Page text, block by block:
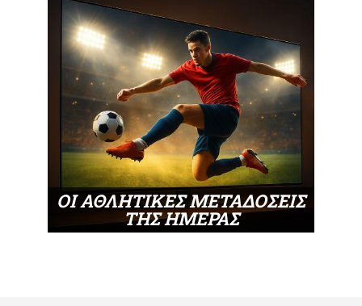
ΟΙ ΑΘΛΗΤΙΚΕΣ ΜΕΤΑΔΟΣΕΙΣ
ΤΗΣ ΗΜΕΡΑΣ